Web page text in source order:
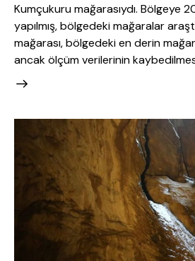
Kumçukuru mağarasıydı. Bölgeye
yapılmış, bölgedeki mağaralar
mağarası, bölgedeki en derin
ancak ölçüm verilerinin